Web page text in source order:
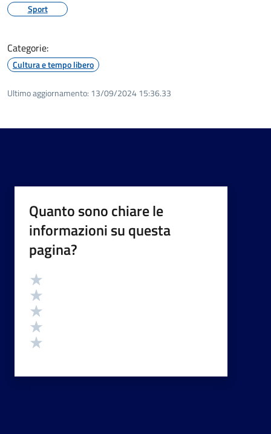
Sport
Categorie:
Cultura e tempo libero
Ultimo aggiornamento: 13/09/2024 15:36.33
Quanto sono chiare le
informazioni su questa
pagina?
Valutazione